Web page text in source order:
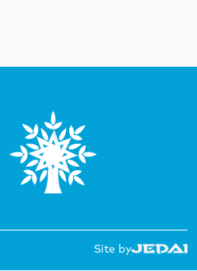
Tramp: Vensin 2028-ci ildə
Prezident seçilməsinə nail
olmalıyıq
06 Avqust 16:05
“Canadian Open”də favorit
Site by